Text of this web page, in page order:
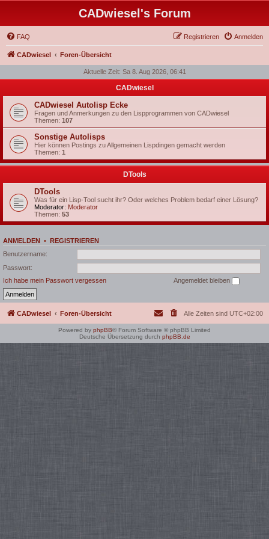
CADwiesel's Forum
FAQ Anmelden
Registrieren
CADwiesel Foren-Übersicht
Aktuelle Zeit: Sa 8. Aug 2026, 06:41
CADwiesel
CADwiesel Autolisp Ecke
Fragen und Anmerkungen zu den Lispprogrammen von CADwiesel
Themen: 107
Sonstige Autolisps
Hier können Postings zu Allgemeinen Lispdingen gemacht werden
Themen: 1
DTools
DTools
Was für ein Lisp-Tool sucht ihr? Oder welches Problem bedarf einer Lösung?
Moderator: Moderator
Themen: 53
ANMELDEN • REGISTRIEREN
Benutzername:
Passwort:
Ich habe mein Passwort vergessen
Angemeldet bleiben
CADwiesel Foren-Übersicht Alle Zeiten sind UTC+02:00
Powered by phpBB® Forum Software © phpBB Limited
Deutsche Übersetzung durch phpBB.de